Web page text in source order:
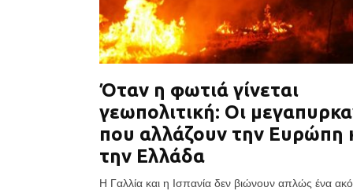
Όταν η φωτιά γίνεται
γεωπολιτική: Οι
που αλλάζουν την Ευρώπη
την Ελλάδα
Η Γαλλία και η Ισπανία δεν βιώνουν απλώς ένα